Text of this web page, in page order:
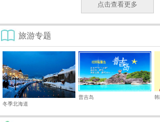
点击查看更多
旅游专题
冬季北海道
普吉岛 韩